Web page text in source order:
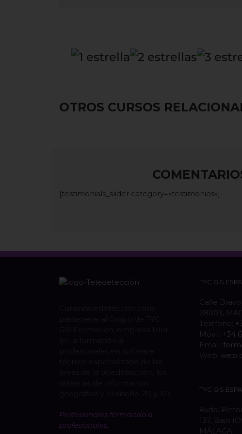
OTROS CURSOS
[testimonials_slider category=»testimonios»]
Profesionales formando a
profesionales.
TYC GIS
Calle Bravo
28003,
Teléfono:
Móvil: +34
Email:
Web: web
TYC GIS
Avda.
137, Bajo
MÁLAGA